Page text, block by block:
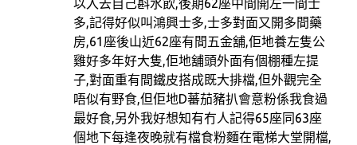
以入去自己斟水飲,後期62座中間開左一間士
多,記得好似叫鴻興士多,士多對面又開多間藥
房,61座後山近62座有間五金舖,佢地養左隻公
雞好多年好大隻,佢地舖頭外面有個棚種左提
子,對面重有間鐵皮搭成既大排檔,但外觀完全
唔似有野食,但佢地D蕃茄豬扒會意粉係我食過
最好食,另外我好想知有冇人記得65座同63座
個地下每逢夜晚就有檔食粉麵在電梯大堂開檔,